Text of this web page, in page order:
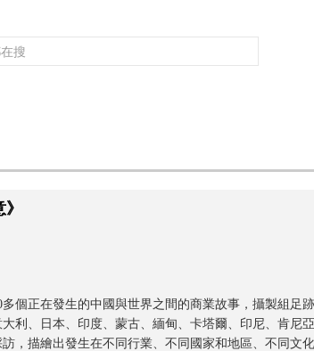
個正在發生的中國與世界之間的商業故事，攝製組足
利、日本、印度、蒙古、緬甸、卡塔爾、印尼、肯尼
，描繪出發生在不同行業、不同國家和地區、不同文